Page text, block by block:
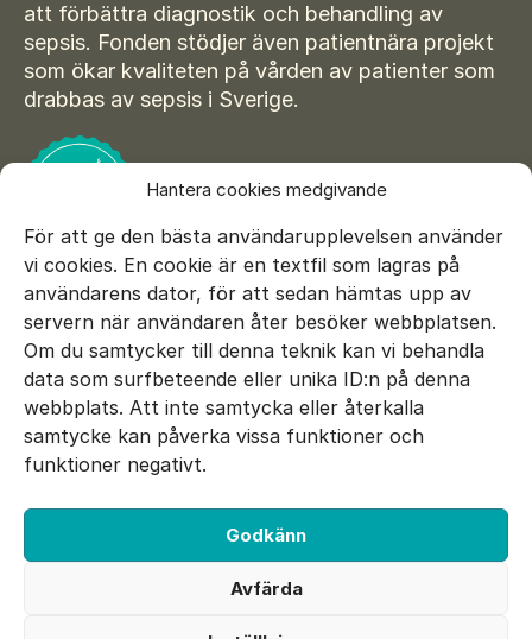
Hantera cookies medgivande
För att ge den bästa användarupplevelsen använder
vi cookies. En cookie är en textfil som lagras på
användarens dator, för att sedan hämtas upp av
servern när användaren åter besöker webbplatsen.
Om du samtycker till denna teknik kan vi behandla
data som surfbeteende eller unika ID:n på denna
webbplats. Att inte samtycka eller återkalla
samtycke kan påverka vissa funktioner och
funktioner negativt.
Godkänn
Avfärda
att förbättra diagnostik och behandling av
sepsis. Fonden stödjer även patientnära projekt
som ökar kvaliteten på vården av patienter som
drabbas av sepsis i Sverige.
E-mail: info@sepsisfonden.se
DONERA
BG 900-5265
Instagram